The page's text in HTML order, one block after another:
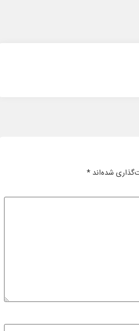
شده‌اند*